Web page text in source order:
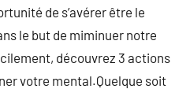
de s’avérer être le
le but de miminuer notre
découvrez 3 actions
votre mental.Quelque soit